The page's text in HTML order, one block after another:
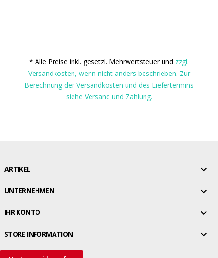
* Alle Preise inkl. gesetzl. Mehrwertsteuer und zzgl.
Versandkosten, wenn nicht anders beschrieben. Zur
Berechnung der Versandkosten und des Liefertermins
siehe Versand und Zahlung.
ARTIKEL 
UNTERNEHMEN 
IHR KONTO 
STORE INFORMATION 